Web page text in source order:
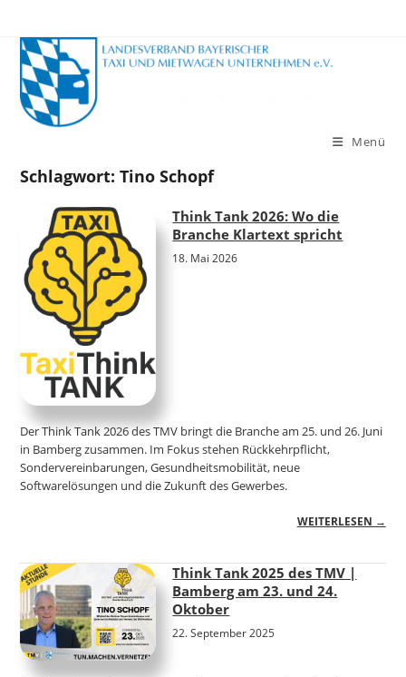
Inhalt
springen
Menü
Schlagwort:Tino Schopf
Think Tank 2026: Wo die
Branche Klartext spricht
18. Mai 2026
Der Think Tank 2026 des TMV bringt die Branche am 25. und 26. Juni
in Bamberg zusammen. Im Fokus stehen Rückkehrpflicht,
Sondervereinbarungen, Gesundheitsmobilität, neue
Softwarelösungen und die Zukunft des Gewerbes.
WEITERLESEN →
Think Tank 2025 des TMV |
Bamberg am 23. und 24.
Oktober
22. September 2025